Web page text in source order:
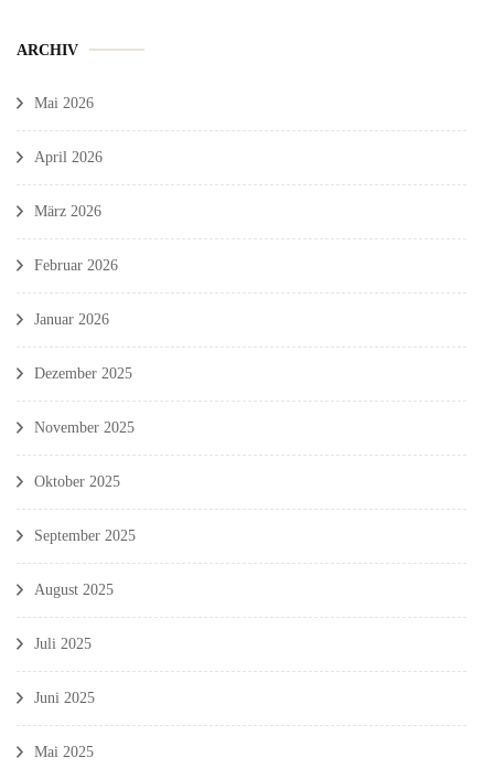
ARCHIV
Mai 2026
April 2026
März 2026
Februar 2026
Januar 2026
Dezember 2025
November 2025
Oktober 2025
September 2025
August 2025
Juli 2025
Juni 2025
Mai 2025